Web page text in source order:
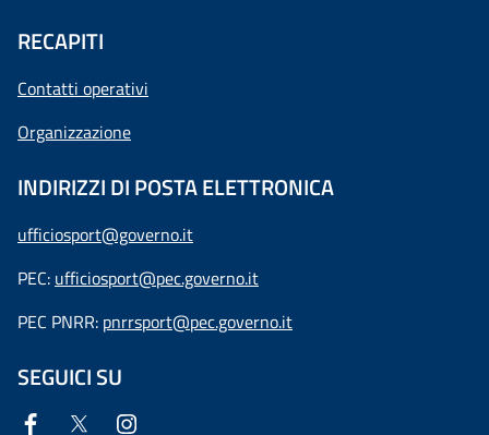
RECAPITI
Contatti operativi
Organizzazione
INDIRIZZI DI POSTA ELETTRONICA
ufficiosport@governo.it
PEC: ufficiosport@pec.governo.it
PEC PNRR: pnrrsport@pec.governo.it
SEGUICI SU